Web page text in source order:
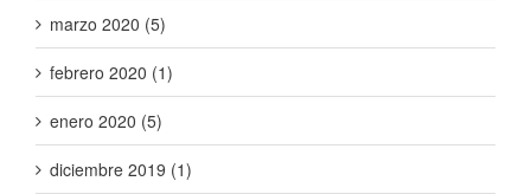
marzo 2020 (5)
febrero 2020 (1)
enero 2020 (5)
diciembre 2019 (1)